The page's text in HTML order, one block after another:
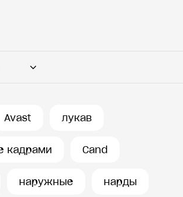
Avast лукав
кадрами Cand
наружные нарды